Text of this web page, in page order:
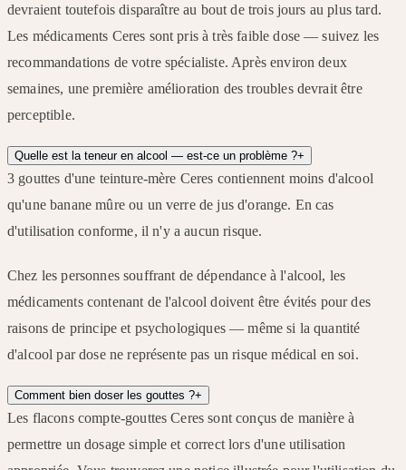
devraient toutefois disparaître au bout de trois jours au plus tard.
Les médicaments Ceres sont pris à très faible dose — suivez les
recommandations de votre spécialiste. Après environ deux
semaines, une première amélioration des troubles devrait être
perceptible.
Quelle est la teneur en alcool — est-ce un problème ?+
3 gouttes d'une teinture-mère Ceres contiennent moins d'alcool
qu'une banane mûre ou un verre de jus d'orange. En cas
d'utilisation conforme, il n'y a aucun risque.
Chez les personnes souffrant de dépendance à l'alcool, les
médicaments contenant de l'alcool doivent être évités pour des
raisons de principe et psychologiques — même si la quantité
d'alcool par dose ne représente pas un risque médical en soi.
Comment bien doser les gouttes ?+
Les flacons compte-gouttes Ceres sont conçus de manière à
permettre un dosage simple et correct lors d'une utilisation